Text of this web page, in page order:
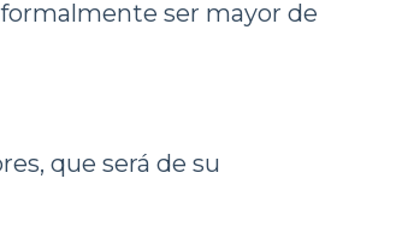
ser mayor de
que será de su